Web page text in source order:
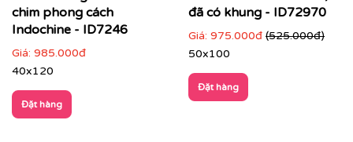
chim phong cách
Indochine - ID7246
Giá: 985.000đ
40x120
Đặt hàng
đã có khung - ID72970
Giá: 975.000đ (525.000đ)
50x100
Đặt hàng